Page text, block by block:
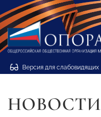
Версия для слабовидящих
НОВОСТИ